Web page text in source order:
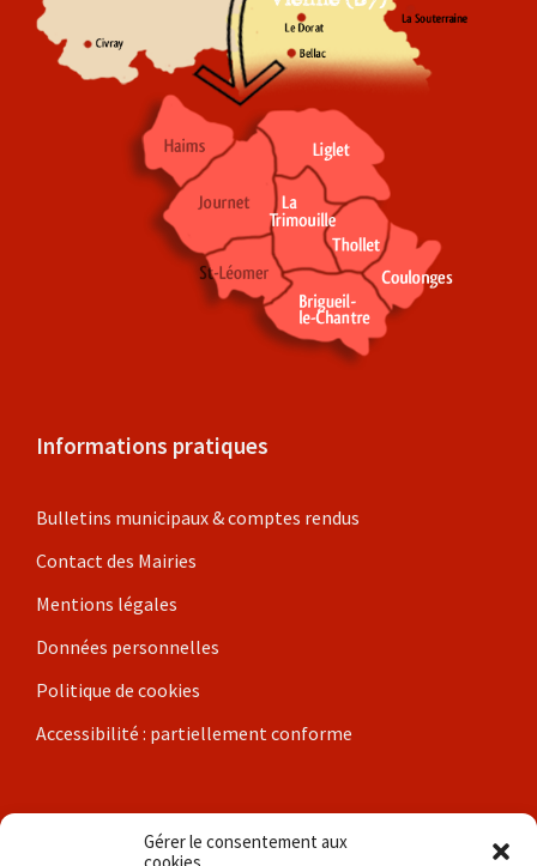
Gérer le consentement aux
Informations pratiques
Bulletins municipaux & comptes rendus
Contact des Mairies
Mentions légales
Données personnelles
Politique de cookies
Accessibilité : partiellement conforme
Nos communes